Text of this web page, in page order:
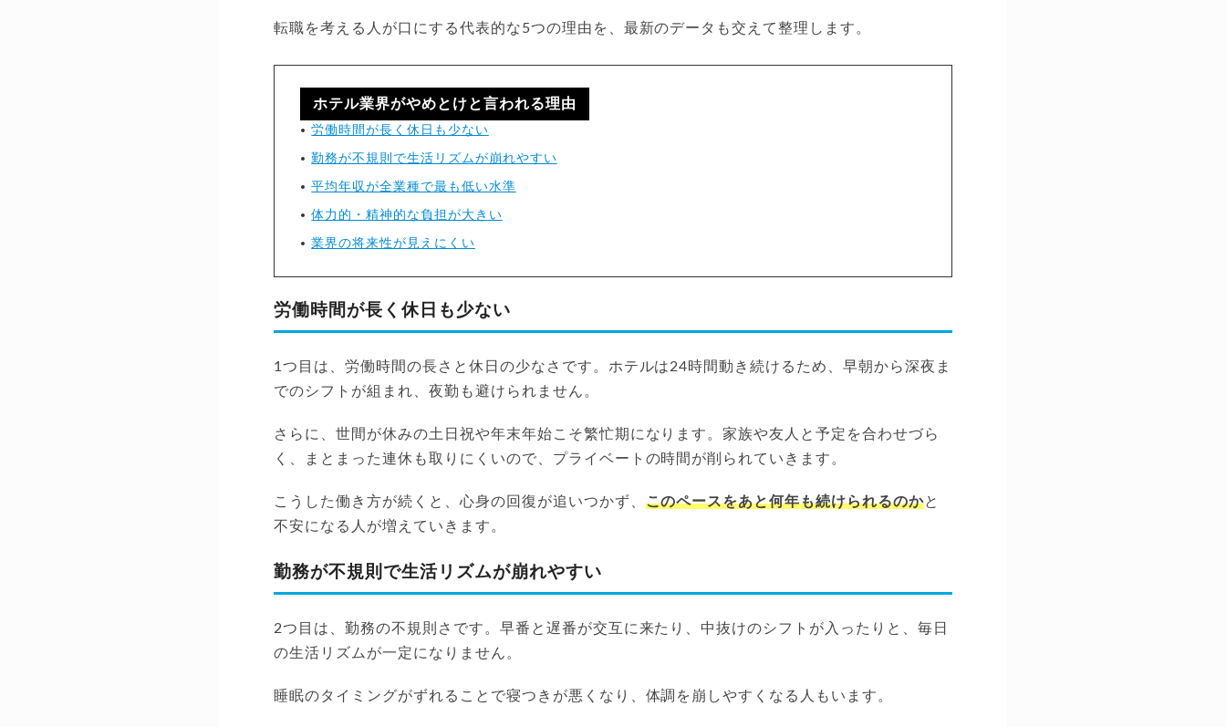
転職を考える人が口にする代表的な5つの理由を、最新のデータも交えて整理します。
ホテル業界がやめとけと言われる理由
労働時間が長く休日も少ない
勤務が不規則で生活リズムが崩れやすい
平均年収が全業種で最も低い水準
体力的・精神的な負担が大きい
業界の将来性が見えにくい
労働時間が長く休日も少ない
1つ目は、労働時間の長さと休日の少なさです。ホテルは24時間動き続けるため、早朝から深夜ま
でのシフトが組まれ、夜勤も避けられません。
さらに、世間が休みの土日祝や年末年始こそ繁忙期になります。家族や友人と予定を合わせづら
く、まとまった連休も取りにくいので、プライベートの時間が削られていきます。
こうした働き方が続くと、心身の回復が追いつかず、 このペースをあと何年も続けられるのかと
不安になる人が増えていきます。
勤務が不規則で生活リズムが崩れやすい
2つ目は、勤務の不規則さです。早番と遅番が交互に来たり、中抜けのシフトが入ったりと、毎日
の生活リズムが一定になりません。
睡眠のタイミングがずれることで寝つきが悪くなり、体調を崩しやすくなる人もいます。